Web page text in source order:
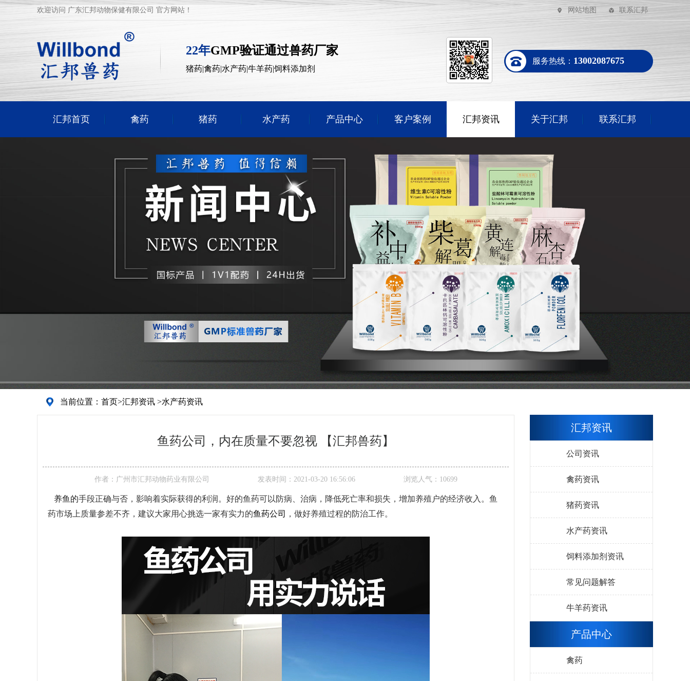
欢迎访问 广东汇邦动物保健有限公司 官方网站！ 网站地图 联系汇邦
22年GMP验证通过兽药厂家
猪药|禽药|水产药|牛羊药|饲料添加剂
服务热线： 13002087675
汇邦首页 禽药 猪药 水产药 产品中心 客户案例 汇邦资讯 关于汇邦 联系汇邦
当前位置： 首页>汇邦资讯 >水产药资讯
鱼药公司，内在质量不要忽视 【汇邦兽药】
作者： 广州市汇邦动物药业有限公司 发表时间： 2021-03-20 16:56:06 浏览人气： 10699
养鱼的手段正确与否，影响着实际获得的利润。好的鱼药可以防病、治病，降低死亡率和损失，增加养殖户的经济收入。鱼
药市场上质量参差不齐，建议大家用心挑选一家有实力的鱼药公司 ，做好养殖过程的防治工作。
汇邦资讯
公司资讯
禽药资讯
猪药资讯
水产药资讯
饲料添加剂资讯
常见问题解答
牛羊药资讯
产品中心
禽药